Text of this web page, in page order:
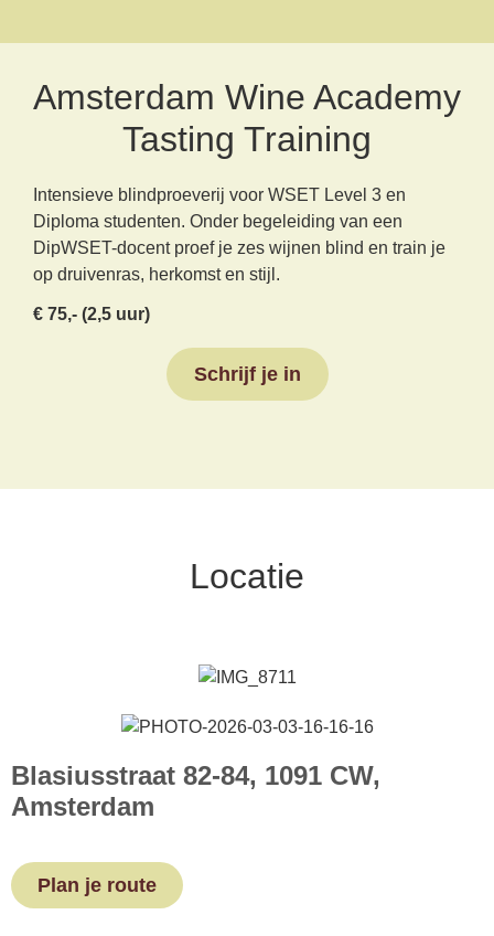
Amsterdam Wine Academy
Tasting Training
Intensieve blindproeverij voor WSET Level 3 en
Diploma studenten. Onder begeleiding van een
DipWSET-docent proef je zes wijnen blind en train je
op druivenras, herkomst en stijl.
€ 75,- (2,5 uur)
Schrijf je in
Locatie
Blasiusstraat 82-84, 1091 CW,
Amsterdam
Plan je route